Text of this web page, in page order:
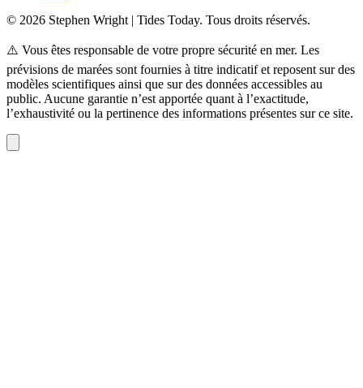
© 2026 Stephen Wright | Tides Today. Tous droits réservés.
⚠️ Vous êtes responsable de votre propre sécurité en mer. Les
prévisions de marées sont fournies à titre indicatif et reposent sur des
modèles scientifiques ainsi que sur des données accessibles au
public. Aucune garantie n’est apportée quant à l’exactitude,
l’exhaustivité ou la pertinence des informations présentes sur ce site.